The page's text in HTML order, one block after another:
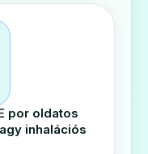
por oldatos
inhalációs